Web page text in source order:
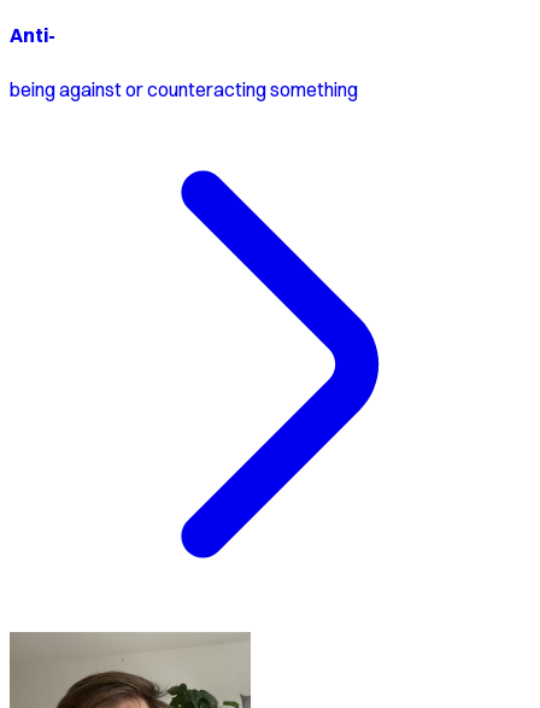
Anti-
being against or counteracting something